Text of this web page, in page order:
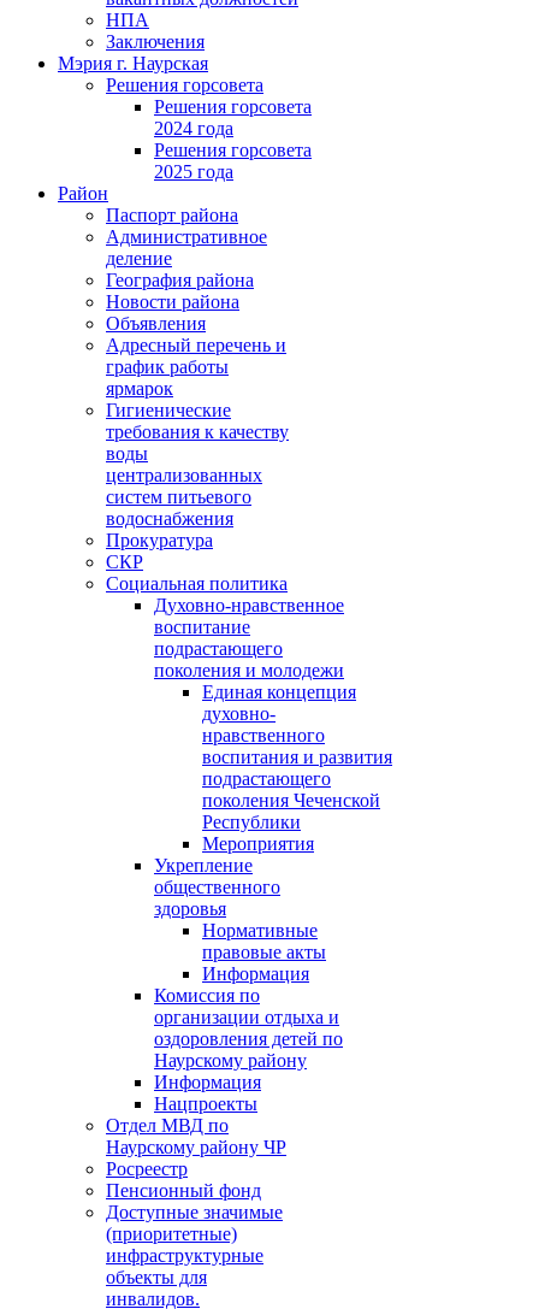
НПА
Заключения
Мэрия г. Наурская
Решения горсовета
Решения горсовета
2024 года
Решения горсовета
2025 года
Район
Паспорт района
Административное
деление
География района
Новости района
Объявления
Адресный перечень и
график работы
ярмарок
Гигиенические
требования к качеству
воды
централизованных
систем питьевого
водоснабжения
Прокуратура
СКР
Социальная политика
Духовно-нравственное
воспитание
подрастающего
поколения и молодежи
Единая концепция
духовно-
нравственного
воспитания и развития
подрастающего
поколения Чеченской
Республики
Мероприятия
Укрепление
общественного
здоровья
Нормативные
правовые акты
Информация
Комиссия по
организации отдыха и
оздоровления детей по
Наурскому району
Информация
Нацпроекты
Отдел МВД по
Наурскому району ЧР
Росреестр
Пенсионный фонд
Доступные значимые
(приоритетные)
инфраструктурные
объекты для
инвалидов.